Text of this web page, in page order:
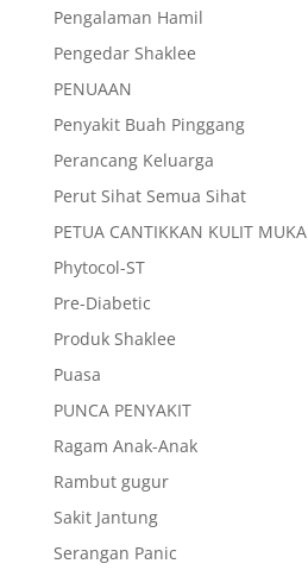
Pengalaman Hamil
Pengedar Shaklee
PENUAAN
Penyakit Buah Pinggang
Perancang Keluarga
Perut Sihat Semua Sihat
PETUA CANTIKKAN KULIT MUKA
Phytocol-ST
Pre-Diabetic
Produk Shaklee
Puasa
PUNCA PENYAKIT
Ragam Anak-Anak
Rambut gugur
Sakit Jantung
Serangan Panic